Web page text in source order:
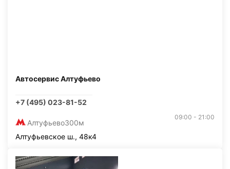
Автосервис Алтуфьево
+7 (495) 023-81-52
Алтуфьево300м
09:00 - 21:00
Алтуфьевское ш., 48к4